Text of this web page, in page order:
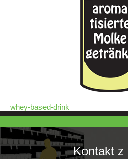
whey-based-drink
Kontakt z